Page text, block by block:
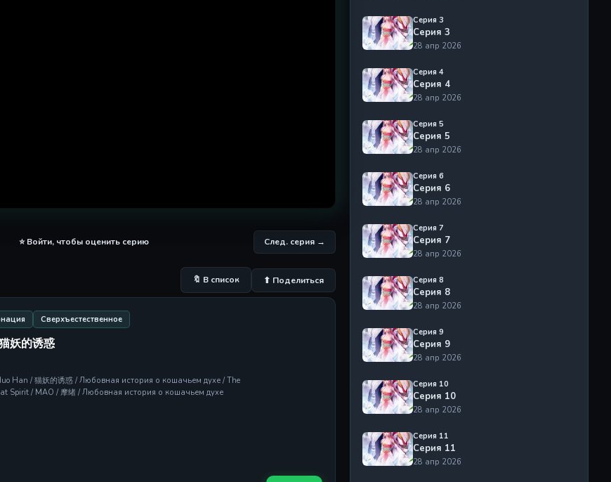
⭐ Войти, чтобы оценить серию След. серия →
🔖 В список ⬆ Поделиться
Сверхъестественное
妖的诱惑
Han / 猫妖的诱惑 / Любовная история о кошачьем духе / The
Spirit / MAO / 摩绪 / Любовная история о кошачьем духе
Серия 3
Серия 3
28 апр 2026
Серия 4
Серия 4
28 апр 2026
Серия 5
Серия 5
28 апр 2026
Серия 6
Серия 6
28 апр 2026
Серия 7
Серия 7
28 апр 2026
Серия 8
Серия 8
28 апр 2026
Серия 9
Серия 9
28 апр 2026
Серия 10
Серия 10
28 апр 2026
Серия 11
Серия 11
28 апр 2026